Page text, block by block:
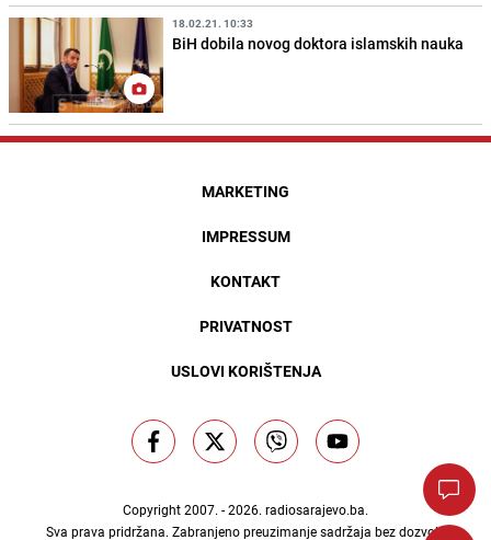
18.02.21. 10:33
BiH dobila novog doktora islamskih nauka
MARKETING
IMPRESSUM
KONTAKT
PRIVATNOST
USLOVI KORIŠTENJA
Copyright 2007. - 2026. radiosarajevo.ba.
Sva prava pridržana. Zabranjeno preuzimanje sadržaja bez dozvole